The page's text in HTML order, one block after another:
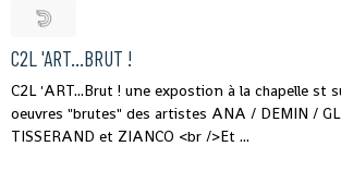
C2L 'ART...BRUT !
C2L 'ART...Brut ! une expostion à la chapelle st
oeuvres "brutes" des artistes ANA / DEMIN /
TISSERAND et ZIANCO <br />Et ...